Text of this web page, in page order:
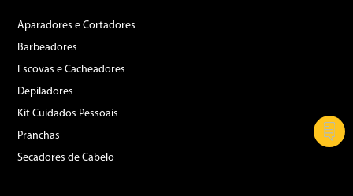
Aparadores e Cortadores
Barbeadores
Escovas e Cacheadores
Depiladores
Kit Cuidados Pessoais
Pranchas
Secadores de Cabelo